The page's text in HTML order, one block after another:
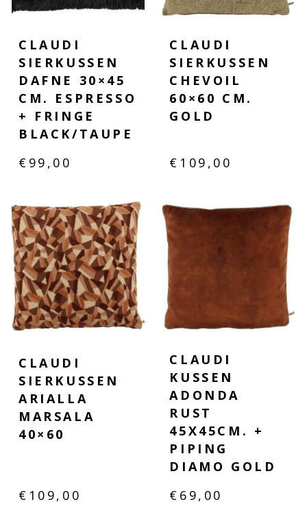
CLAUDI
SIERKUSSEN
DAFNE 30×45
CM. ESPRESSO
+ FRINGE
BLACK/TAUPE
€ 99,00
CLAUDI
SIERKUSSEN
CHEVOIL
60×60 CM.
GOLD
€ 109,00
CLAUDI
SIERKUSSEN
ARIALLA
MARSALA
40×60
€ 109,00
CLAUDI
KUSSEN
ADONDA
RUST
45X45CM. +
PIPING
DIAMO GOLD
€ 69,00